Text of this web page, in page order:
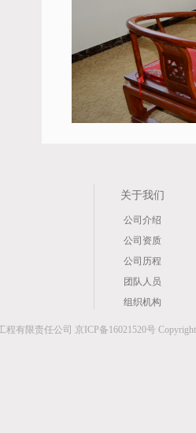
关于我们
公司介绍
公司资质
公司历程
团队人员
组织机构
有限责任公司 京ICP备16021520号 Copyright